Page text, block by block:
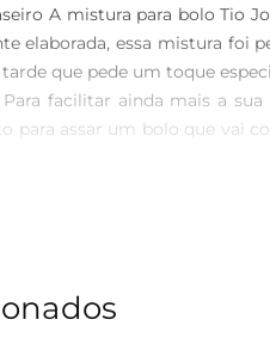
A mistura para bolo Tio
elaborada, essa mistura foi
que pede um toque
facilitar ainda mais a
para assar um bolo que vai
A mistura para bolo
tanto famílias pequenas